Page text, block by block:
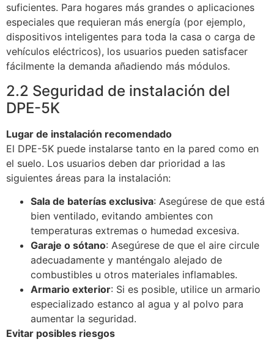
suficientes. Para hogares más grandes o aplicaciones
especiales que requieran más energía (por ejemplo,
dispositivos inteligentes para toda la casa o carga de
vehículos eléctricos), los usuarios pueden satisfacer
fácilmente la demanda añadiendo más módulos.
2.2 Seguridad de instalación del
DPE-5K
Lugar de instalación recomendado
El DPE-5K puede instalarse tanto en la pared como en
el suelo. Los usuarios deben dar prioridad a las
siguientes áreas para la instalación:
Sala de baterías exclusiva: Asegúrese de que está
bien ventilado, evitando ambientes con
temperaturas extremas o humedad excesiva.
Garaje o sótano: Asegúrese de que el aire circule
adecuadamente y manténgalo alejado de
combustibles u otros materiales inflamables.
Armario exterior: Si es posible, utilice un armario
especializado estanco al agua y al polvo para
aumentar la seguridad.
Evitar posibles riesgos